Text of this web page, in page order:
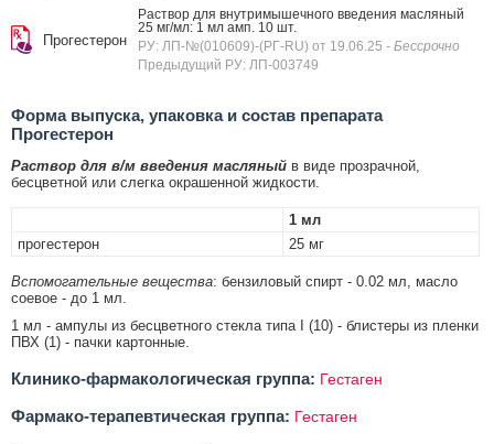
Прогестерон
Раствор для внутримышечного введения масляный
25 мг/мл: 1 мл амп. 10 шт.
РУ: ЛП-№(010609)-(РГ-RU) от 19.06.25 - Бессрочно
Предыдущий РУ: ЛП-003749
Форма выпуска, упаковка и состав препарата
Прогестерон
Раствор для в/м введения масляный в виде прозрачной,
бесцветной или слегка окрашенной жидкости.
1 мл
прогестерон
25 мг
Вспомогательные вещества: бензиловый спирт - 0.02 мл, масло
соевое - до 1 мл.
1 мл - ампулы из бесцветного стекла типа I (10) - блистеры из пленки
ПВХ (1) - пачки картонные.
Клинико-фармакологическая группа: Гестаген
Фармако-терапевтическая группа: Гестаген